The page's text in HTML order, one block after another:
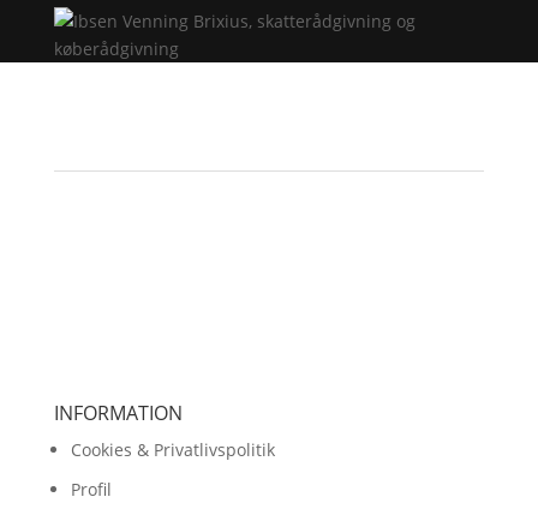
INFORMATION
Cookies & Privatlivspolitik
Profil